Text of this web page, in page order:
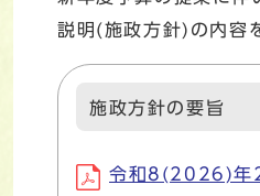
説明(施政方針)の内容
施政方針の要旨
令和8(2026)年